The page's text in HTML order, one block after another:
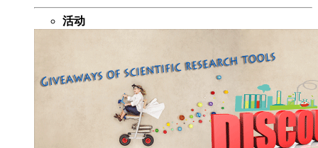
活动